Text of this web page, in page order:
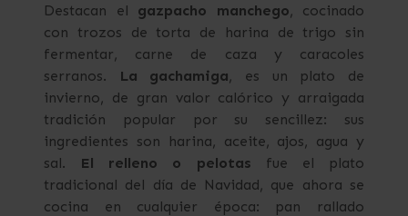
Destacan el gazpacho manchego, cocinado
con trozos de torta de harina de trigo sin
fermentar, carne de caza y caracoles
serranos.
La gachamiga, es un plato de
invierno, de gran valor calórico y arraigada
tradición popular por su sencillez: sus
ingredientes son harina, aceite, ajos, agua y
sal. El relleno o pelotas fue el plato
tradicional del día de Navidad, que ahora se
cocina en cualquier época: pan rallado